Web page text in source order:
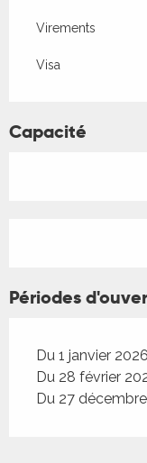
Virements
Visa
Capacité
Périodes
Du 1 janvier
Du 28 février
Du 27